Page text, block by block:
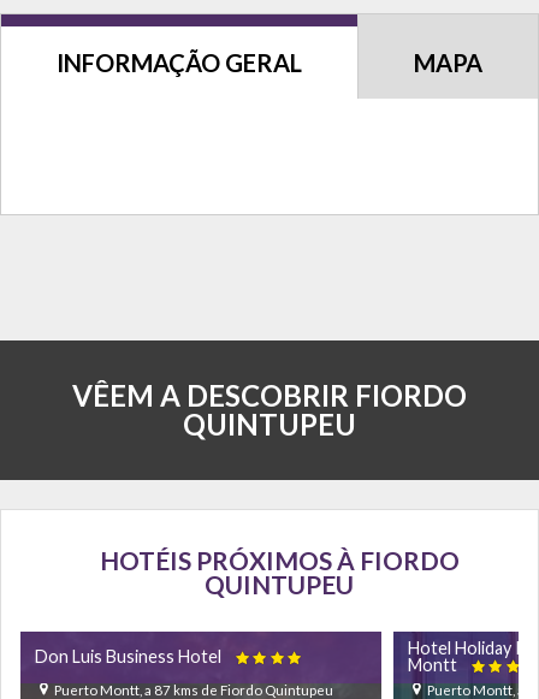
INFORMAÇÃO GERAL MAPA
VÊEM A DESCOBRIR FIORDO
QUINTUPEU
HOTÉIS PRÓXIMOS À FIORDO
QUINTUPEU
Don Luis Business Hotel 
Puerto Montt, a 87 kms de Fiordo Quintupeu
Hotel Holiday
Montt
Puerto Montt, a